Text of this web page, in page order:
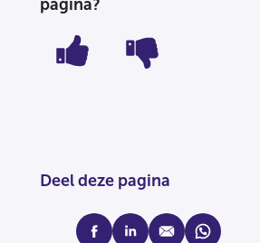
pagina?
Deel deze pagina
facebooklinkedinmail whatsapp